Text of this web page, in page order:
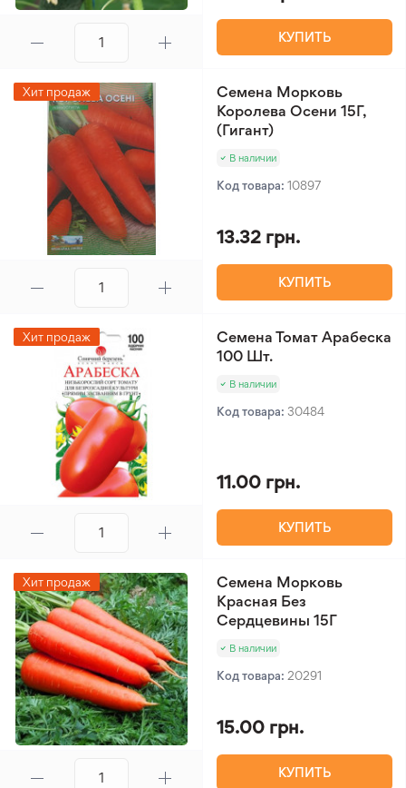
КУПИТЬ
Хит продаж
Семена Морковь
Королева Осени 15Г,
(Гигант)
В наличии
Код товара: 10897
13.32 грн.
КУПИТЬ
Хит продаж
Семена Томат Арабеска
100 Шт.
В наличии
Код товара: 30484
11.00 грн.
КУПИТЬ
Хит продаж
Семена Морковь
Красная Без
Сердцевины 15Г
В наличии
Код товара: 20291
15.00 грн.
КУПИТЬ